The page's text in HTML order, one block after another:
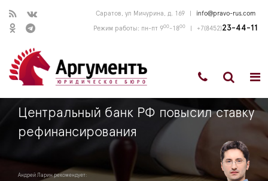
Саратов, ул Мичурина, д. 169 info@pravo-rus.com
Режим работы: пн-пт 900-1800 +7(8452)23-44-11
Центральный банк РФ повысил ставку
рефинансирования
Андрей Ларин рекомендует: